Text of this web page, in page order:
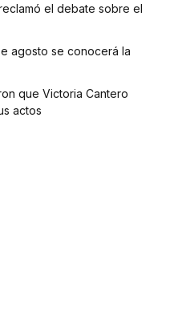
el debate sobre el
agosto se conocerá la
que Victoria Cantero
actos